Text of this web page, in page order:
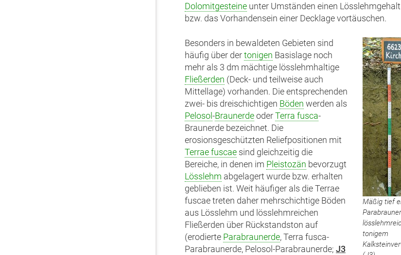
Dolomitgesteine unter Umständen einen
bzw. das Vorhandensein einer Decklage vortäuschen.
Mäßig tief
tonigem
Besonders in bewaldeten Gebieten sind
häufig über der tonigen Basislage noch
mehr als 3 dm mächtige lösslehmhaltige
Fließerden (Deck- und teilweise auch
Mittellage) vorhanden. Die entsprechenden
zwei- bis dreischichtigen Böden werden als
Pelosol -Braunerde oder Terra fusca-
Braunerde bezeichnet. Die
erosionsgeschützten Reliefpositionen mit
Terrae fuscae sind gleichzeitig die
Bereiche, in denen im Pleistozän bevorzugt
Lösslehm abgelagert wurde bzw. erhalten
geblieben ist. Weit häufiger als die Terrae
fuscae treten daher mehrschichtige Böden
aus Lösslehm und lösslehmreichen
Fließerden über Rückstandston auf
(erodierte Parabraunerde, Terra fusca-
Parabraunerde, Pelosol-Parabraunerde; J3